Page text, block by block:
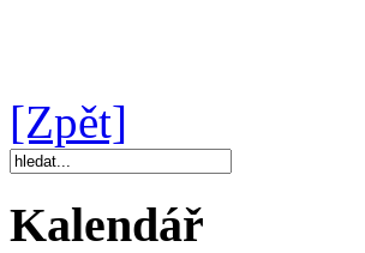
[Zpět]
Kalendář